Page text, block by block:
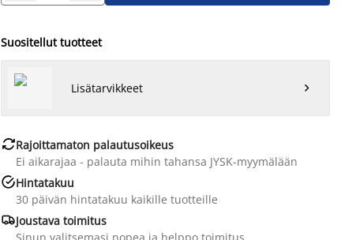
Suositellut tuotteet
Lisätarvikkeet 
Rajoittamaton palautusoikeus
Ei aikarajaa - palauta mihin tahansa JYSK-myymälään
Hintatakuu
30 päivän hintatakuu kaikille tuotteille
Joustava toimitus
Sinun valitsemasi nopea ja helppo toimitus